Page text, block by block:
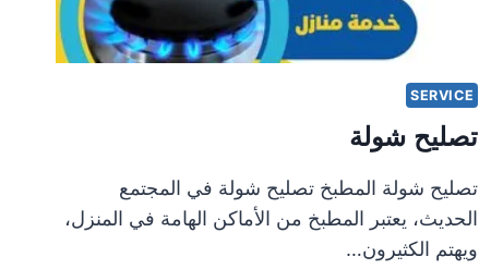
SERVICE
تصليح شولة
تصليح شولة المطبخ تصليح شولة في المجتمع
الحديث، يعتبر المطبخ من الأماكن الهامة في المنزل،
ويهتم الكثيرون…